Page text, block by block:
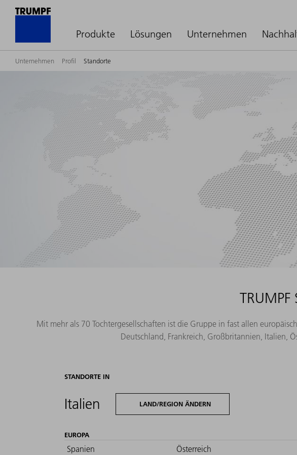
Produkte Lösungen Unternehmen
Unternehmen Profil Standorte
Mit mehr als 70 Tochtergesellschaften ist die Gruppe in fast allen
Deutschland, Frankreich, Großbritannien, Italien,
STANDORTE IN
Italien LAND/REGION ÄNDERN
EUROPA
Spanien
Österreich